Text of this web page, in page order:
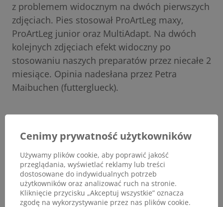
z problemem widocznym na dwóch pierwszych
zdjęciach. Pies stosował ProArtLeg maxy,
ProArtLeg junior oraz MultiAdapt. Na dwóch
kolejnych zdjęciach efekt widoczny po
stosowaniu naszych preparatów przez niecałe 2
miesiące. Opinia nadesłana przez Petra
Maibuchen (futterglueck).
Cenimy prywatność użytkowników
Używamy plików cookie, aby poprawić jakość
przeglądania, wyświetlać reklamy lub treści
dostosowane do indywidualnych potrzeb
użytkowników oraz analizować ruch na stronie.
Kliknięcie przycisku „Akceptuj wszystkie” oznacza
zgodę na wykorzystywanie przez nas plików cookie.